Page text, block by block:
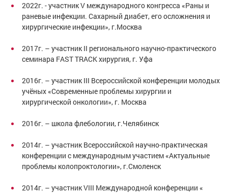
2022г. - участник V международного конгресса «Раны и
раневые инфекции. Сахарный диабет, его осложнения и
хирургические инфекции», г.Москва
2017г. – участник II регионального научно-практического
семинара FAST TRACK хирургия, г. Уфа
2016г. – участник III Всероссийской конференции молодых
учёных «Современные проблемы хирургии и
хирургической онкологии», г. Москва
2016г. – школа флебологии, г.Челябинск
2014г. – участник Всероссийской научно-практическая
конференции с международным участием «Актуальные
проблемы колопроктологии», г.Смоленск
2014г. – участник VIII Международной конференции «